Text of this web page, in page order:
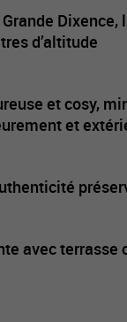
Dixence,
d’altitude
et cosy,
et
avec terrasse